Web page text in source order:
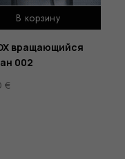
В корзину
вращающийся
002
€